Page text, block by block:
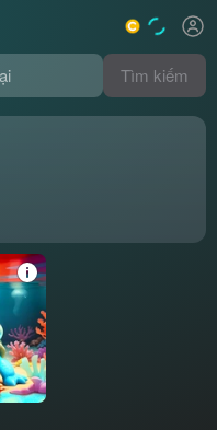
Tìm kiếm